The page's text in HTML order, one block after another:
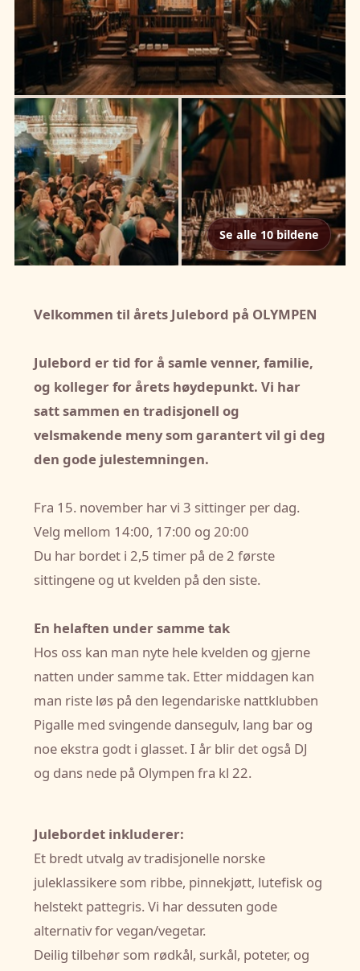
Se alle 10 bildene
Velkommen til årets Julebord på OLYMPEN
Julebord er tid for å samle venner, familie,
og kolleger for årets høydepunkt. Vi har
satt sammen en tradisjonell og
velsmakende meny som garantert vil gi deg
den gode julestemningen.
Fra 15. november har vi 3 sittinger per dag.
Velg mellom 14:00, 17:00 og 20:00
Du har bordet i 2,5 timer på de 2 første
sittingene og ut kvelden på den siste.
En helaften under samme tak
Hos oss kan man nyte hele kvelden og gjerne
natten under samme tak. Etter middagen kan
man riste løs på den legendariske nattklubben
Pigalle med svingende dansegulv, lang bar og
noe ekstra godt i glasset. I år blir det også DJ
og dans nede på Olympen fra kl 22.
Julebordet inkluderer:
Et bredt utvalg av tradisjonelle norske
juleklassikere som ribbe, pinnekjøtt, lutefisk og
helstekt pattegris. Vi har dessuten gode
alternativ for vegan/vegetar.
Deilig tilbehør som rødkål, surkål, poteter, og